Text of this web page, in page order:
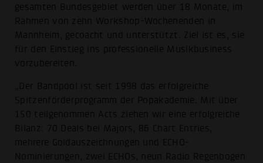
gesamten Bundesgebiet werden über 18 Monate, im
Rahmen von zehn Workshop-Wochenenden in
Mannheim, gecoacht und unterstützt. Ziel ist es, sie
für den Einstieg ins professionelle Musikbusiness
vorzubereiten.
„Der Bandpool ist seit 1998 das erfolgreiche
Spitzenförderprogramm der Popakademie. Mit über
150 teilgenommen Acts ziehen wir eine erfolgreiche
Bilanz: 70 Deals bei Majors, 86 Chart Entries,
mehrere Goldauszeichnungen und ECHO-
Nominierungen, zwei ECHOs, neun Radio Regenbogen